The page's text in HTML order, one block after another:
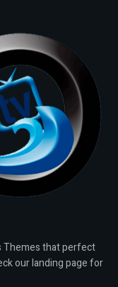
Themes that perfect
our landing page for